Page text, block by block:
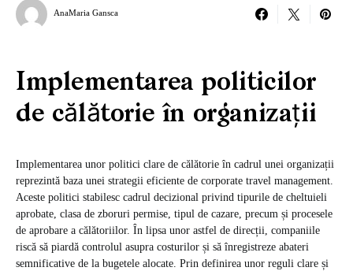
AnaMaria Gansca
Implementarea politicilor
de călătorie în organizații
Implementarea unor politici clare de călătorie în cadrul unei organizații
reprezintă baza unei strategii eficiente de corporate travel management.
Aceste politici stabilesc cadrul decizional privind tipurile de cheltuieli
aprobate, clasa de zboruri permise, tipul de cazare, precum și procesele
de aprobare a călătoriilor. În lipsa unor astfel de direcții, companiile
riscă să piardă controlul asupra costurilor și să înregistreze abateri
semnificative de la bugetele alocate. Prin definirea unor reguli clare și